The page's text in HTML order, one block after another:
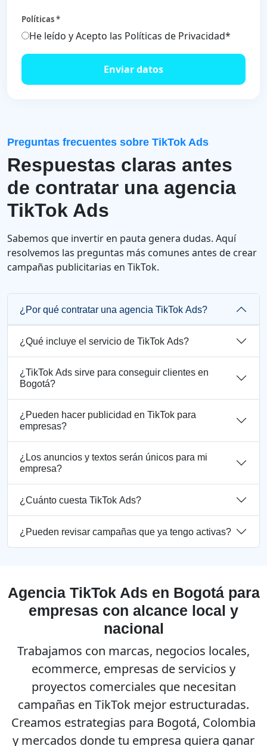
Políticas *
He leído y Acepto las Políticas de Privacidad*
Enviar datos
Preguntas frecuentes sobre TikTok Ads
Respuestas claras antes
de contratar una agencia
TikTok Ads
Sabemos que invertir en pauta genera dudas. Aquí
resolvemos las preguntas más comunes antes de crear
campañas publicitarias en TikTok.
¿Por qué contratar una agencia TikTok Ads?
¿Qué incluye el servicio de TikTok Ads?
¿TikTok Ads sirve para conseguir clientes en
Bogotá?
¿Pueden hacer publicidad en TikTok para
empresas?
¿Los anuncios y textos serán únicos para mi
empresa?
¿Cuánto cuesta TikTok Ads?
¿Pueden revisar campañas que ya tengo activas?
Agencia TikTok Ads en Bogotá para
empresas con alcance local y
nacional
Trabajamos con marcas, negocios locales,
ecommerce, empresas de servicios y
proyectos comerciales que necesitan
campañas en TikTok mejor estructuradas.
Creamos estrategias para Bogotá, Colombia
y mercados donde tu empresa quiera ganar